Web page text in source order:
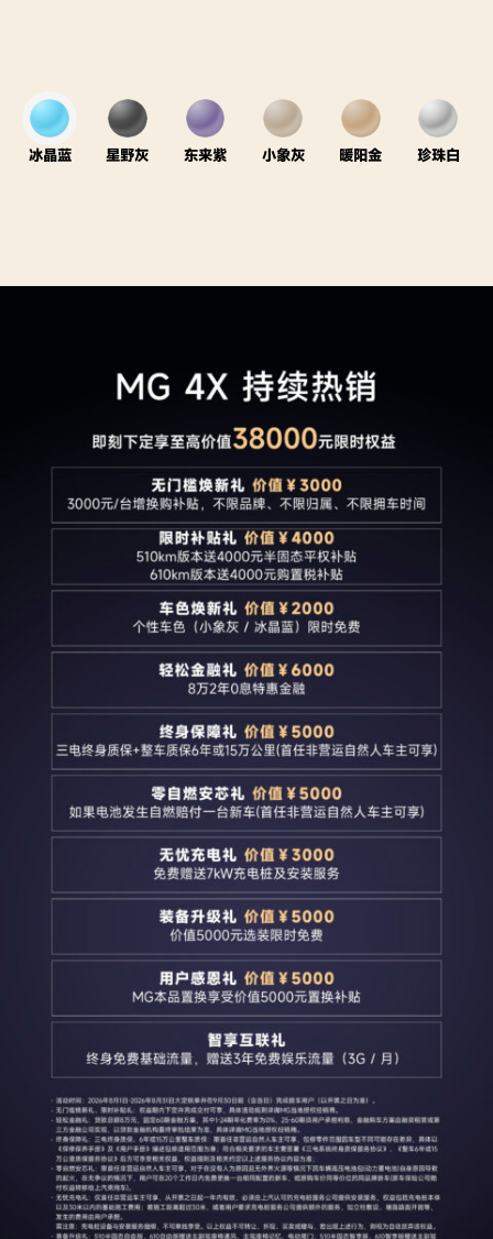
冰晶蓝 星野灰 东来紫 小象灰 暖阳金 珍珠白